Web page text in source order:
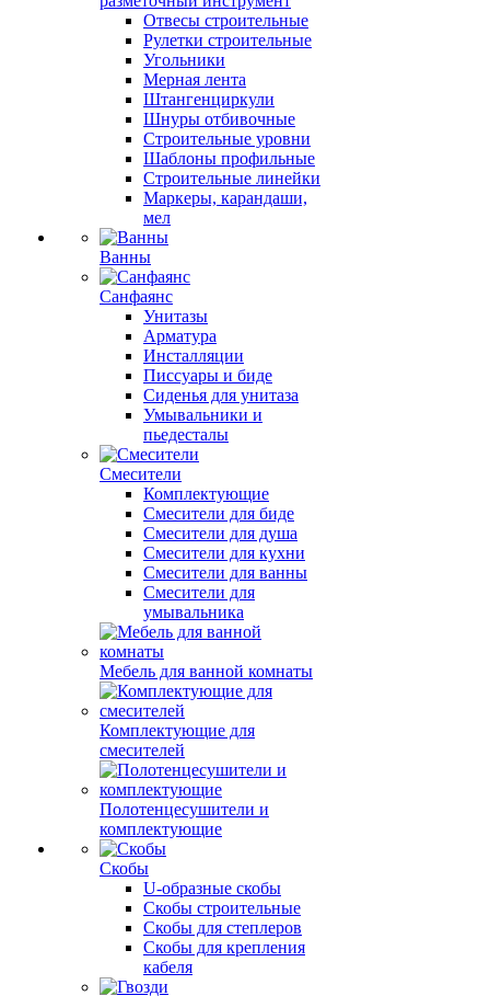
Отвесы строительные
Рулетки строительные
Угольники
Мерная лента
Штангенциркули
Шнуры отбивочные
Строительные уровни
Шаблоны профильные
Строительные линейки
Маркеры, карандаши,
мел
Ванны
Санфаянс
Унитазы
Арматура
Инсталляции
Писсуары и биде
Сиденья для унитаза
Умывальники и
пьедесталы
Смесители
Комплектующие
Смесители для биде
Смесители для душа
Смесители для кухни
Смесители для ванны
Смесители для
умывальника
Мебель для ванной комнаты
Комплектующие для
смесителей
Полотенцесушители и
комплектующие
Скобы
U-образные скобы
Скобы строительные
Скобы для степлеров
Скобы для крепления
кабеля